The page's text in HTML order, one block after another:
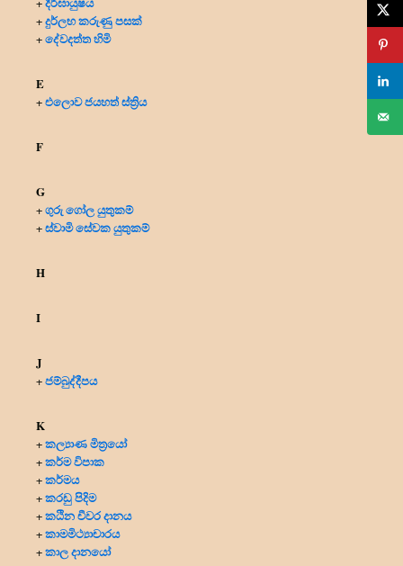
+දුර්ලභ කරුණු පසක්
+දේවදත්ත හිමි
E
+එලොව ජයහත් ස්ත්‍රිය
F
G
+ගුරු ගෝල යුතුකම්
+ස්වාමි සේවක යුතුකම්
H
I
J
+ජම්බුද්දීපය
K
+කල්‍යාණ මිත්‍රයෝ
+කර්ම විපාක
+කර්මය
+කරඩු පිදිම
+කඨින චීවර දානය
+කාමමිථ්‍යාචාරය
+කාල දානයෝ